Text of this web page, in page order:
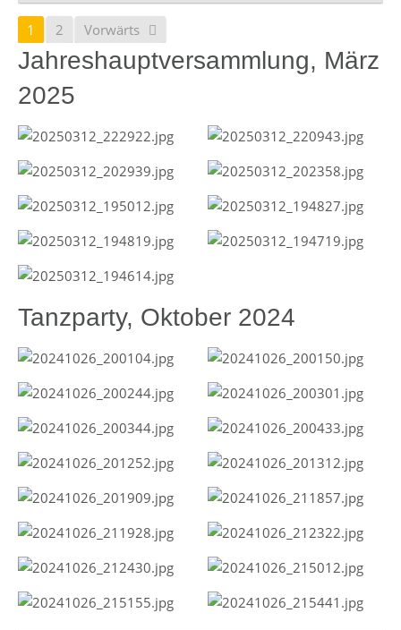
1 2 Vorwärts
Jahreshauptversammlung, März
2025
Tanzparty, Oktober 2024